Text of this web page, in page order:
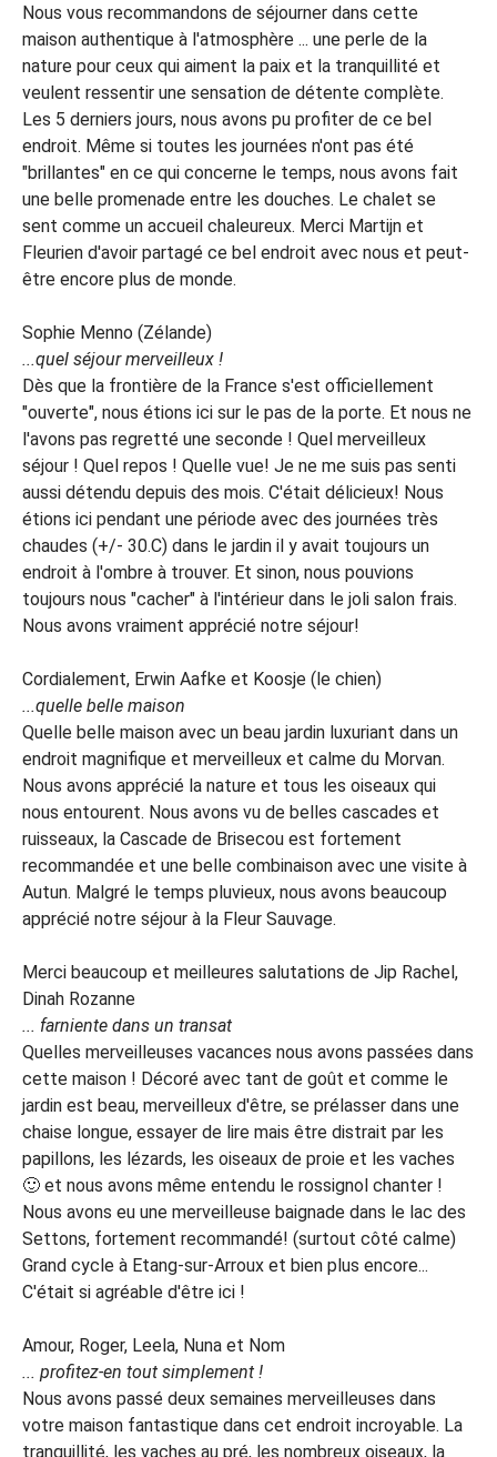
Nous vous recommandons de séjourner dans cette
maison authentique à l'atmosphère ... une perle de la
nature pour ceux qui aiment la paix et la tranquillité et
veulent ressentir une sensation de détente complète.
Les 5 derniers jours, nous avons pu profiter de ce bel
endroit. Même si toutes les journées n'ont pas été
"brillantes" en ce qui concerne le temps, nous avons fait
une belle promenade entre les douches. Le chalet se
sent comme un accueil chaleureux. Merci Martijn et
Fleurien d'avoir partagé ce bel endroit avec nous et peut-
être encore plus de monde.
Sophie Menno (Zélande)
...quel séjour merveilleux !
Dès que la frontière de la France s'est officiellement
"ouverte", nous étions ici sur le pas de la porte. Et nous ne
l'avons pas regretté une seconde ! Quel merveilleux
séjour ! Quel repos ! Quelle vue! Je ne me suis pas senti
aussi détendu depuis des mois. C'était délicieux! Nous
étions ici pendant une période avec des journées très
chaudes (+/- 30.C) dans le jardin il y avait toujours un
endroit à l'ombre à trouver. Et sinon, nous pouvions
toujours nous "cacher" à l'intérieur dans le joli salon frais.
Nous avons vraiment apprécié notre séjour!
Cordialement, Erwin Aafke et Koosje (le chien)
...quelle belle maison
Quelle belle maison avec un beau jardin luxuriant dans un
endroit magnifique et merveilleux et calme du Morvan.
Nous avons apprécié la nature et tous les oiseaux qui
nous entourent. Nous avons vu de belles cascades et
ruisseaux, la Cascade de Brisecou est fortement
recommandée et une belle combinaison avec une visite à
Autun. Malgré le temps pluvieux, nous avons beaucoup
apprécié notre séjour à la Fleur Sauvage.
Merci beaucoup et meilleures salutations de Jip Rachel,
Dinah Rozanne
... farniente dans un transat
Quelles merveilleuses vacances nous avons passées dans
cette maison ! Décoré avec tant de goût et comme le
jardin est beau, merveilleux d'être, se prélasser dans une
chaise longue, essayer de lire mais être distrait par les
papillons, les lézards, les oiseaux de proie et les vaches
🙂 et nous avons même entendu le rossignol chanter !
Nous avons eu une merveilleuse baignade dans le lac des
Settons, fortement recommandé! (surtout côté calme)
Grand cycle à Etang-sur-Arroux et bien plus encore...
C'était si agréable d'être ici !
Amour, Roger, Leela, Nuna et Nom
... profitez-en tout simplement !
Nous avons passé deux semaines merveilleuses dans
votre maison fantastique dans cet endroit incroyable. La
tranquillité, les vaches au pré, les nombreux oiseaux, la